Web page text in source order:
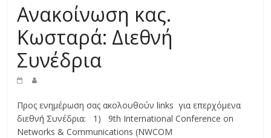
Ανακοίνωση κας.
Κωσταρά: Διεθνή
Συνέδρια
Προς ενημέρωση σας ακολουθούν links για επερχόμενα
διεθνή Συνέδρια: 1) 9th International Conference on
Networks & Communications (NWCOM